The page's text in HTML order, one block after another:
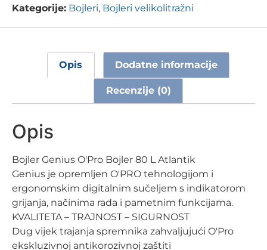
Kategorije: Bojleri, Bojleri velikolitražni
Opis Dodatne informacije
Recenzije (0)
Opis
Bojler Genius O'Pro Bojler 80 L Atlantik
Genius je opremljen O'PRO tehnologijom i
ergonomskim digitalnim sučeljem s indikatorom
grijanja, načinima rada i pametnim funkcijama.
KVALITETA – TRAJNOST – SIGURNOST
Dug vijek trajanja spremnika zahvaljujući O'Pro
ekskluzivnoj antikorozivnoj zaštiti